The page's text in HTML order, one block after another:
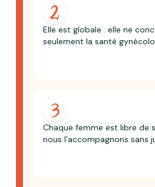
Elle est globale : elle ne
seulement la santé
Chaque femme est libre de
nous l’accompagnons sans